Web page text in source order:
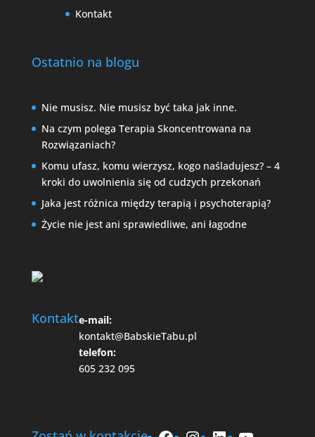
Kontakt
Ostatnio na blogu
Nie musisz. Nie musisz być taka jak inne.
Na czym polega Terapia Skoncentrowana na
Rozwiązaniach?
Komu ufasz, komu wierzysz, kogo naśladujesz? – 4
kroki do uwolnienia się od cudzych przekonań
Jaka jest różnica między terapią i psychoterapią?
Życie nie jest ani sprawiedliwe, ani łagodne
Kontakte-mail:
kontakt@BabskieTabu.pl
telefon:
605 232 095